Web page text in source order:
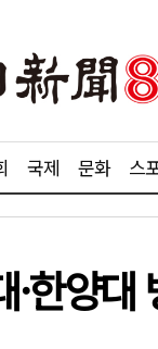
국제 문화 스
한양대